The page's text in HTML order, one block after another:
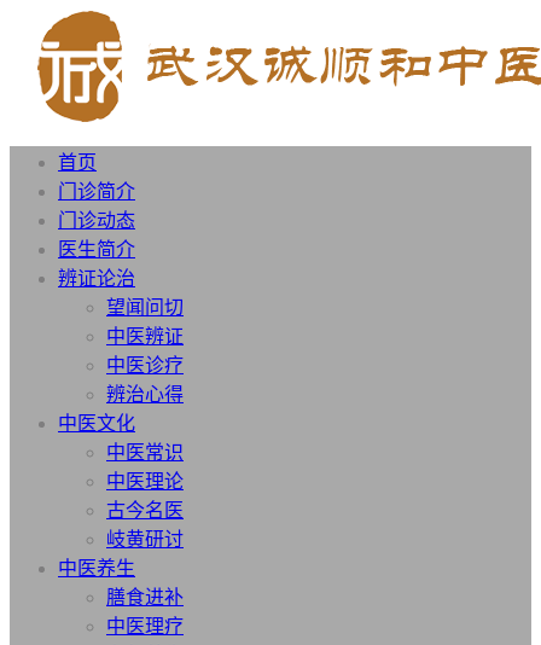
首页
门诊简介
门诊动态
医生简介
辨证论治
望闻问切
中医辨证
中医诊疗
辨治心得
中医文化
中医常识
中医理论
古今名医
岐黄研讨
中医养生
膳食进补
中医理疗